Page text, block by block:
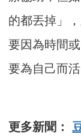
的都丟掉」
要因為時間
要為自己而
更多新聞：